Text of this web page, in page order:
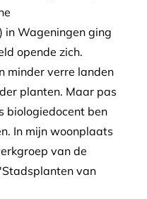
in Wageningen ging
opende zich.
minder verre landen
planten. Maar pas
biologiedocent ben
In mijn woonplaats
van de
van